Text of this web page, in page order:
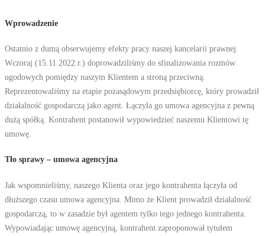
Wprowadzenie
Ostatnio z dumą obserwujemy efekty pracy naszej kancelarii prawnej.
Wczoraj (15.11.2022 r.) doprowadziliśmy do sfinalizowania rozmów
ugodowych pomiędzy naszym Klientem a stroną przeciwną.
Reprezentowaliśmy na etapie pozasądowym przedsiębiorcę, który prowadził
działalność gospodarczą jako agent. Łączyła go umowa agencyjna z pewną
dużą spółką. Kontrahent postanowił wypowiedzieć naszemu Klientowi tę
umowę.
Tło sprawy – umowa agencyjna
Jak wspomnieliśmy, naszego Klienta oraz jego kontrahenta łączyła od
dłuższego czasu umowa agencyjna. Mimo że Klient prowadził działalność
gospodarczą, to w zasadzie był agentem tylko tego jednego kontrahenta.
Wypowiadając umowę agencyjną, kontrahent zaproponował tytułem